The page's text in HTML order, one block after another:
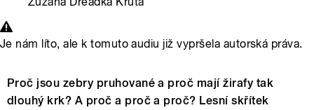
Je nám líto, ale k tomuto audiu již vypršela autorská práva.
Proč jsou zebry pruhované a proč mají žirafy tak
dlouhý krk? A proč a proč a proč? Lesní skřítek